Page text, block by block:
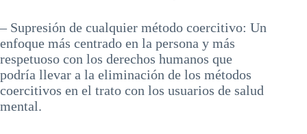
– Supresión de cualquier método coercitivo: Un
enfoque más centrado en la persona y más
respetuoso con los derechos humanos que
podría llevar a la eliminación de los métodos
coercitivos en el trato con los usuarios de salud
mental.